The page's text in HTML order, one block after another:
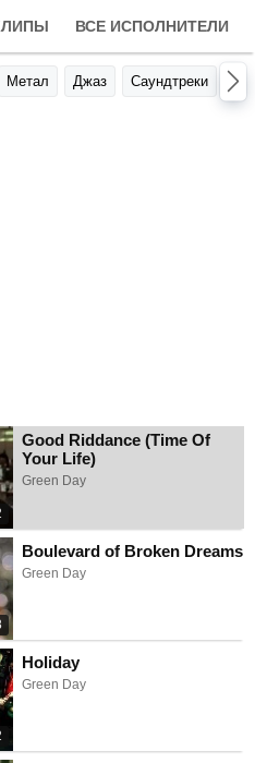
ВСЕ ИСПОЛНИТЕЛИ
Метал Джаз Саундтреки
Good Riddance (Time Of
Your Life)
Green Day
Boulevard of Broken Dreams
Green Day
Holiday
Green Day